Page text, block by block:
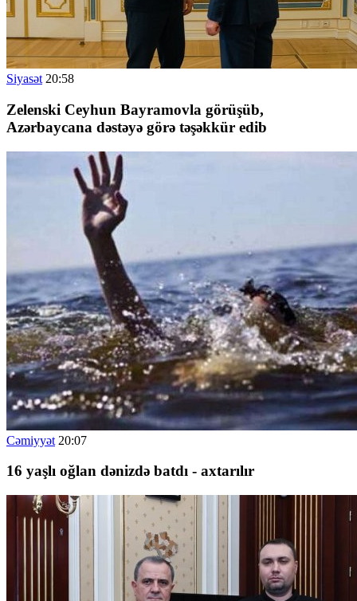
Siyasət 20:58
Zelenski Ceyhun Bayramovla görüşüb,
Azərbaycana dəstəyə görə təşəkkür edib
Cəmiyyət 20:07
16 yaşlı oğlan dənizdə batdı - axtarılır